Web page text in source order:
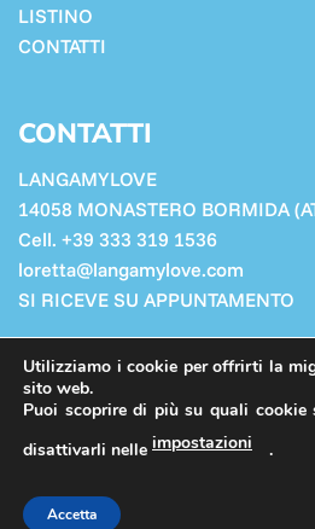
LISTINO
CONTATTI
CONTATTI
LANGAMYLOVE
14058 MONASTERO BORMIDA
Cell. +39 333 319 1536
loretta@langamylove.com
SI RICEVE SU APPUNTAMENTO
Cookie Policy
Privacy Policy
Copyright 2026 ©
Utilizziamo i cookie per offrirti la
sito web.
Puoi scoprire di più su quali
disattivarli nelle impostazioni .
Accetta